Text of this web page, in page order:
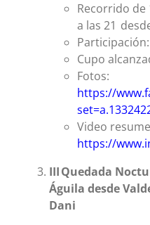
Recorrido de
a las 21
Cupo
Fotos:
https://
Video
https://
‌IIIQuedada
Águila desde
Dani